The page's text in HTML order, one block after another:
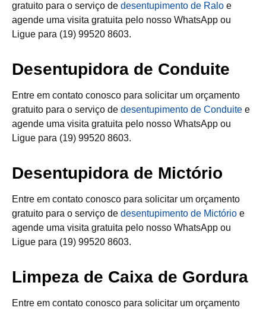
gratuito para o serviço de desentupimento de Ralo e
agende uma visita gratuita pelo nosso WhatsApp ou
Ligue para (19) 99520 8603.
Desentupidora de Conduite
Entre em contato conosco para solicitar um orçamento
gratuito para o serviço de desentupimento de Conduite e
agende uma visita gratuita pelo nosso WhatsApp ou
Ligue para (19) 99520 8603.
Desentupidora de Mictório
Entre em contato conosco para solicitar um orçamento
gratuito para o serviço de desentupimento de Mictório e
agende uma visita gratuita pelo nosso WhatsApp ou
Ligue para (19) 99520 8603.
Limpeza de Caixa de Gordura
Entre em contato conosco para solicitar um orçamento